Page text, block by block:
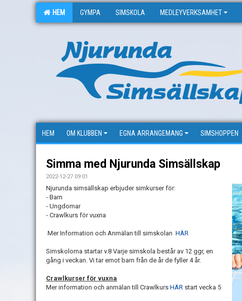
HEM GYMPA SIMSKOLA MEDLEYVERKSAMHET
HEM OM KLUBBEN EGNA ARRANGEMANG SIMSHOPPEN
Simma med Njurunda Simsällskap
2022-12-27 09:01
Njurunda simsällskap erbjuder simkurser för:
- Barn
- Ungdomar
- Crawlkurs för vuxna
Mer Information och Anmälan till simskolan HÄR
Simskolorna startar v.8 Varje simskola består av 12 ggr, en
gång i veckan. Vi tar emot barn från de år de fyller 4 år.
Crawlkurser för vuxna
Mer information och anmälan till Crawlkurs HÄR start vecka 5